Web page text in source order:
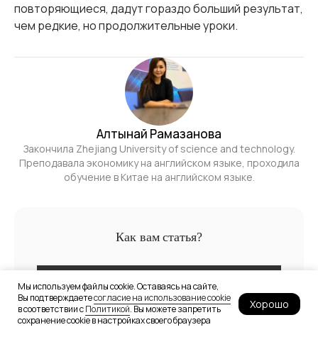
повторяющиеся, дадут гораздо больший результат,
чем редкие, но продолжительные уроки.
Алтынай Рамазанова
Закончила Zhejiang University of science and technology.
Преподавала экономику на английском языке, проходила
обучение в Китае на английском языке.
Как вам статья?
Что-то пошло не так и голосование может работать
некорректно. Пожалуйста, проверьте соединение с
интернетом или обратитесь к владельцу сайта.
Мы используем файлы cookie. Оставаясь на сайте,
Вы подтверждаетесогласие на использование cookie
в соответствии сПолитикой. Вы можете запретить
сохранение cookie в настройках своего браузера
Хорошо